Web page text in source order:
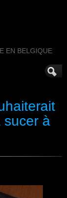
EN BELGIQUE
sucer à